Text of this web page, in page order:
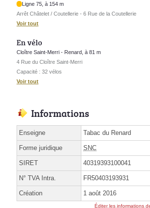
Ligne 75, à 154 m
Arrêt Châtelet / Coutellerie - 6 Rue de la Coutellerie
Voir tout
En vélo
Cloître Saint-Merri - Renard, à 81 m
4 Rue du Cloître Saint-Merri
Capacité : 32 vélos
Voir tout
Informations
Enseigne Tabac du Renard
Forme juridique SNC
SIRET 40319393100041
N° TVA Intra. FR50403193931
Création 1 août 2016
Éditer les informations